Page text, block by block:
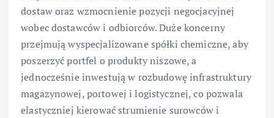
dostaw oraz wzmocnienie pozycji negocjacyjnej
wobec dostawców i odbiorców. Duże koncerny
przejmują wyspecjalizowane spółki chemiczne, aby
poszerzyć portfel o produkty niszowe, a
jednocześnie inwestują w rozbudowę infrastruktury
magazynowej, portowej i logistycznej, co pozwala
elastyczniej kierować strumienie surowców i